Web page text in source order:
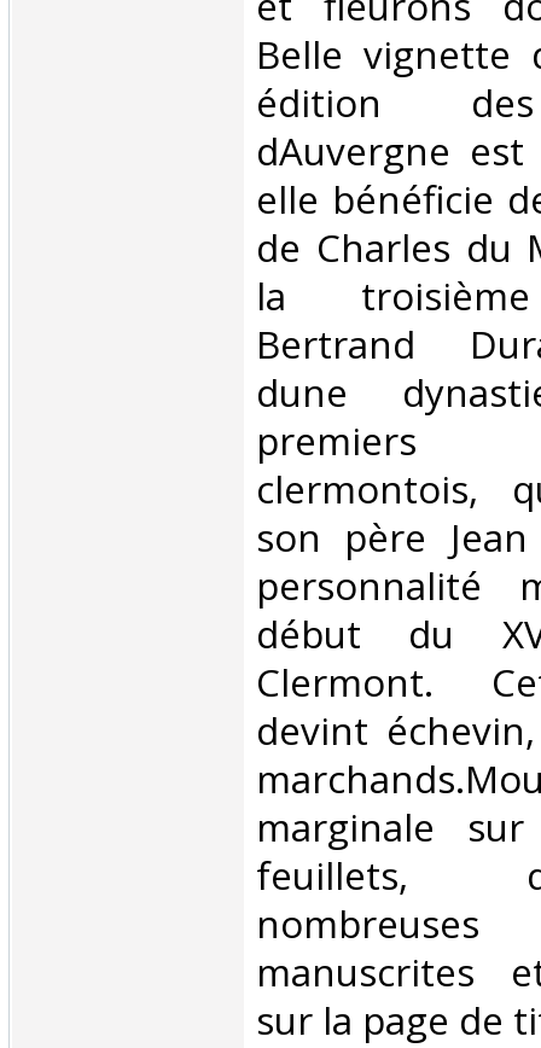
Belle vignette
édition
dAuvergne
elle bénéficie
de Charles du
la
Bertrand
dune
premiers
clermontois,
son père
personnalité
début du
Clermont.
devint
marginale
feuillets,
manuscrites
sur la page de